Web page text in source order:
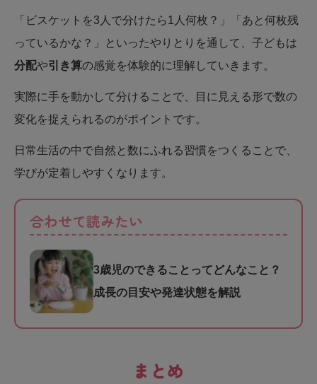
「ビスケットを3人で分けたら1人何枚？」「あと何枚残
っているかな？」といったやりとりを通して、子どもは
分配や引き算の感覚を体験的に理解していきます。
実際に手を動かして分けることで、目に見える形で数の
変化を捉えられるのがポイントです。
日常生活の中で自然と数にふれる習慣をつくることで、
学びが定着しやすくなります。
合わせて読みたい
3歳児のできることってどんなこと？
成長の目安や発達状態を解説
まとめ